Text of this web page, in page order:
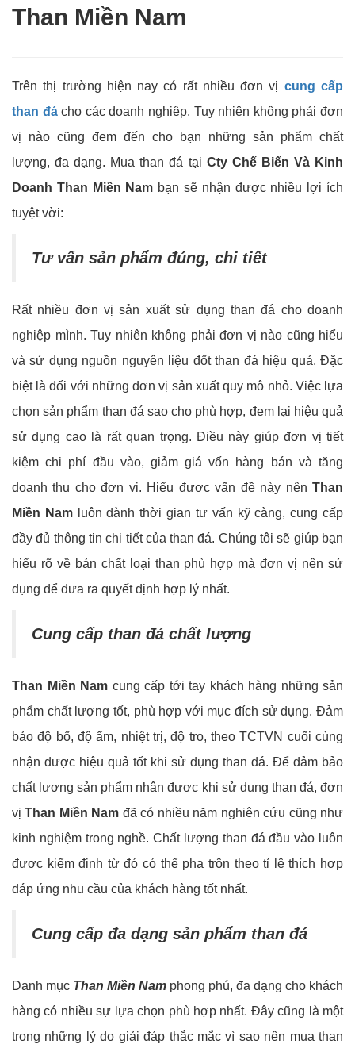
Than Miền Nam
Trên thị trường hiện nay có rất nhiều đơn vị cung cấp
than đácho các doanh nghiệp. Tuy nhiên không phải đơn
vị nào cũng đem đến cho bạn những sản phẩm chất
lượng, đa dạng. Mua than đá tại Cty Chế Biến Và Kinh
Doanh Than Miền Nam bạn sẽ nhận được nhiều lợi ích
tuyệt vời:
Tư vấn sản phẩm đúng, chi tiết
Rất nhiều đơn vị sản xuất sử dụng than đá cho doanh
nghiệp mình. Tuy nhiên không phải đơn vị nào cũng hiểu
và sử dụng nguồn nguyên liệu đốt than đá hiệu quả. Đặc
biệt là đối với những đơn vị sản xuất quy mô nhỏ. Việc lựa
chọn sản phẩm than đá sao cho phù hợp, đem lại hiệu quả
sử dụng cao là rất quan trọng. Điều này giúp đơn vị tiết
kiệm chi phí đầu vào, giảm giá vốn hàng bán và tăng
doanh thu cho đơn vị. Hiểu được vấn đề này nên Than
Miền Namluôn dành thời gian tư vấn kỹ càng, cung cấp
đầy đủ thông tin chi tiết của than đá. Chúng tôi sẽ giúp bạn
hiểu rõ về bản chất loại than phù hợp mà đơn vị nên sử
dụng để đưa ra quyết định hợp lý nhất.
Cung cấp than đá chất lượng
Than Miền Nam cung cấp tới tay khách hàng những sản
phẩm chất lượng tốt, phù hợp với mục đích sử dụng. Đảm
bảo độ bố, độ ẩm, nhiệt trị, độ tro, theo TCTVN cuối cùng
nhận được hiệu quả tốt khi sử dụng than đá. Để đảm bảo
chất lượng sản phẩm nhận được khi sử dụng than đá, đơn
vịThan Miền Nam đã có nhiều năm nghiên cứu cũng như
kinh nghiệm trong nghề. Chất lượng than đá đầu vào luôn
được kiểm định từ đó có thể pha trộn theo tỉ lệ thích hợp
đáp ứng nhu cầu của khách hàng tốt nhất.
Cung cấp đa dạng sản phẩm than đá
Danh mục Than Miền Nam phong phú, đa dạng cho khách
hàng có nhiều sự lựa chọn phù hợp nhất. Đây cũng là một
trong những lý do giải đáp thắc mắc vì sao nên mua than